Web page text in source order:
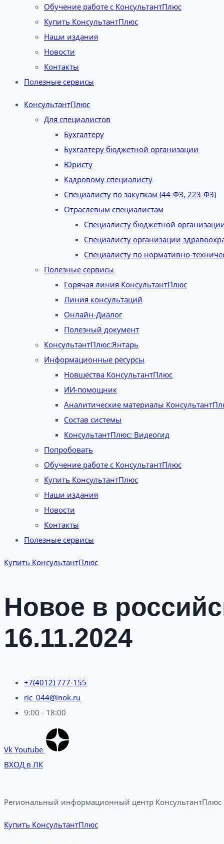
Обучение работе с КонсультантПлюс
Купить КонсультантПлюс
Наши издания
Новости
Контакты
Полезные сервисы
КонсультантПлюс
Для специалистов
Бухгалтеру
Бухгалтеру бюджетной организации
Юристу
Кадровому специалисту
Специалисту по закупкам (44-ФЗ, 223-ФЗ)
Отраслевым специалистам
Специалисту бюджетной
Специалисту организации
Специалисту по нормативно-
Полезные сервисы
Горячая линия КонсультантПлюс
Линия консультаций
Онлайн-Диалог
Полезный документ
КонсультантПлюс:Янтарь
Информационные ресурсы
Новшества КонсультантПлюс
ИИ-помощник
Аналитические материалы
Состав системы
КонсультантПлюс: Видеогид
Попробовать
Обучение работе с КонсультантПлюс
Купить КонсультантПлюс
Наши издания
Новости
Контакты
Полезные сервисы
Купить КонсультантПлюс
Новое в
16.11.2024
+7(4012) 777-155
ric_044@inok.ru
9:00 - 18:00
Vk Youtube
ВХОД в ЛК
Региональный информационный центр КонсультантПлюс
Купить КонсультантПлюс